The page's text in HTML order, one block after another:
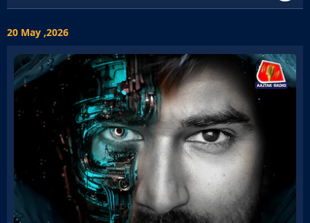
20 May ,2026